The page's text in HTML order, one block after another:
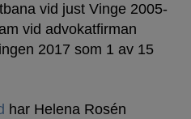
vid just Vinge 2005-
vid advokatfirman
2017 som 1 av 15
har Helena Rosén